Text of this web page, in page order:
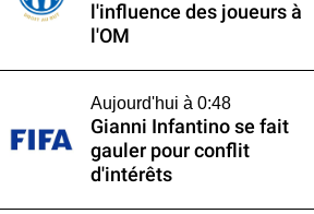
l'influence des joueurs à
l'OM
Aujourd'hui à 0:48
Gianni Infantino se fait
gauler pour conflit
d'intérêts